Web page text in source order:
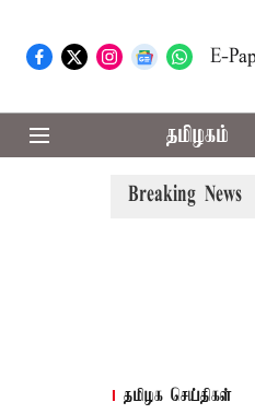
E-
தமிழகம்
Breaking News
வாழ்த்து:
தமிழக செய்திகள்